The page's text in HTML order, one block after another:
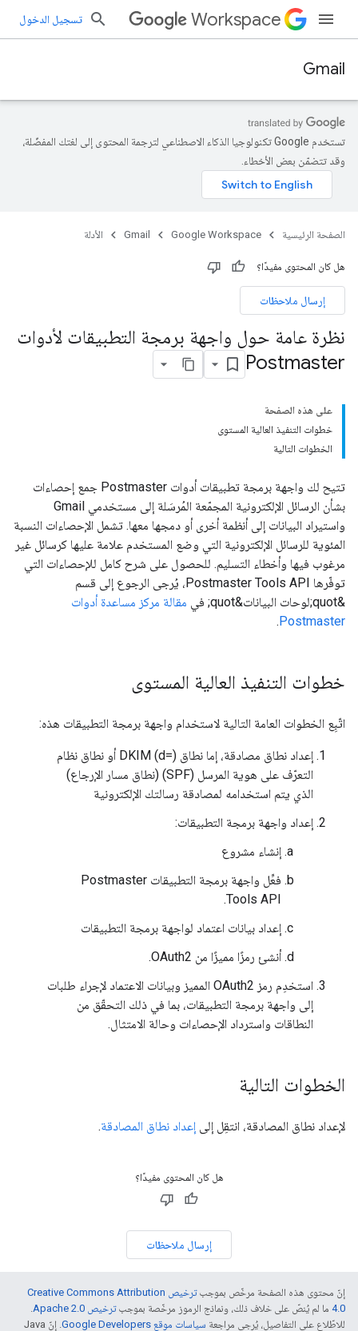
Workspace تسجيل الدخول
Gmail
تستخدم Google تكنولوجيا الذكاء الاصطناعي لترجمة المحتوى إلى لغتك المفضّلة،
وقد تتضمّن بعض الأخطاء.
الصفحة الرئيسية Google Workspace
Gmail الأدلة
هل كان المحتوى مفيدًا؟
إرسال ملاحظات
نظرة عامة حول واجهة برمجة التطبيقات لأدوات
Postmaster
على هذه الصفحة
خطوات التنفيذ العالية المستوى
الخطوات التالية
تتيح لك واجهة برمجة تطبيقات أدوات Postmaster جمع إحصاءات
بشأن الرسائل الإلكترونية المجمّعة المُرسَلة إلى مستخدمي Gmail
واستيراد البيانات إلى أنظمة أخرى أو دمجها معها. تشمل الإحصاءات النسبة
المئوية للرسائل الإلكترونية التي وضع المستخدم علامة عليها كرسائل غير
مرغوب فيها وأخطاء التسليم. للحصول على شرح كامل للإحصاءات التي
توفّرها Postmaster Tools API، يُرجى الرجوع إلى قسم
&quot;لوحات البيانات&quot; في
مقالة مركز مساعدة أدوات
Postmaster
.
خطوات التنفيذ العالية المستوى
اتّبِع الخطوات العامة التالية لاستخدام واجهة برمجة التطبيقات هذه:
إعداد نطاق مصادقة، إما نطاق DKIM (d=) أو نطاق نظام
التعرّف على هوية المرسل (SPF) (نطاق مسار الإرجاع)
الذي يتم استخدامه لمصادقة رسالتك الإلكترونية
إعداد واجهة برمجة التطبيقات:
إنشاء مشروع
فعِّل واجهة برمجة التطبيقات Postmaster
Tools API.
إعداد بيانات اعتماد لواجهة برمجة التطبيقات
أنشئ رمزًا مميزًا من OAuth2.
استخدِم رمز OAuth2 المميز وبيانات الاعتماد لإجراء طلبات
إلى واجهة برمجة التطبيقات، بما في ذلك التحقّق من
النطاقات واسترداد الإحصاءات وحالة الامتثال.
الخطوات التالية
لإعداد نطاق المصادقة، انتقِل إلى إعداد نطاق المصادقة.
هل كان المحتوى مفيدًا؟
إرسال ملاحظات
إنّ محتوى هذه الصفحة مرخّص بموجب
ترخيص Creative Commons Attribution
4.0‏ ما لم يُنصّ على خلاف ذلك، ونماذج الرموز مرخّصة بموجبترخيص Apache 2.0‏
.
للاطّلاع على التفاصيل، يُرجى مراجعة سياسات موقع Google Developers‏
. إنّ Java